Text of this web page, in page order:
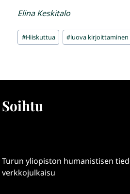
Elina Keskitalo
Avainsanat:
#Hiiskuttua #luova kirjoittaminen
Soihtu
Turun yliopiston humanistisen
verkkojulkaisu